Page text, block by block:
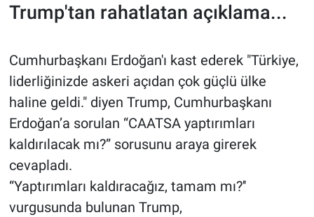
Trump'tan rahatlatan açıklama...
Cumhurbaşkanı Erdoğan'ı kast ederek "Türkiye,
liderliğinizde askeri açıdan çok güçlü ülke
haline geldi." diyen Trump, Cumhurbaşkanı
Erdoğan’a sorulan “CAATSA yaptırımları
kaldırılacak mı?” sorusunu araya girerek
cevapladı.
“Yaptırımları kaldıracağız, tamam mı?''
vurgusunda bulunan Trump,